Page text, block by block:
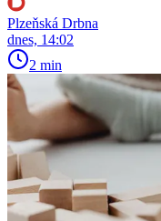
Plzeňská Drbna
dnes, 14:02
2 min